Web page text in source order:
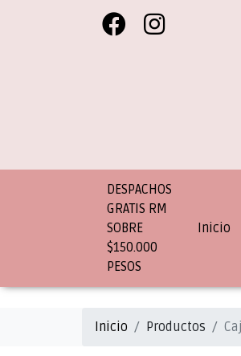
DESPACHOS
GRATIS RM
SOBRE
$150.000
PESOS
Inicio
Inicio Productos